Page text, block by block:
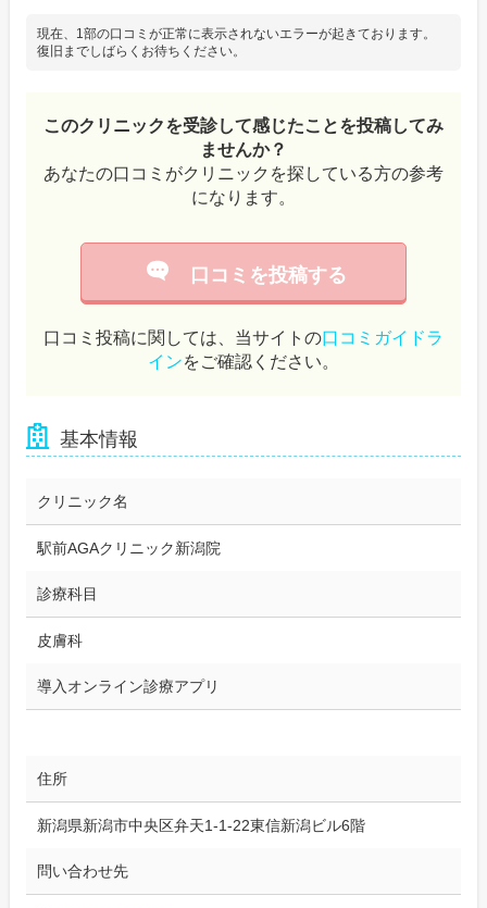
現在、1部の口コミが正常に表示されないエラーが起きております。
復旧までしばらくお待ちください。
このクリニックを受診して感じたことを投稿してみ
ませんか？
あなたの口コミがクリニックを探している方の参考
になります。
口コミを投稿する
口コミ投稿に関しては、当サイトの口コミガイドラ
インをご確認ください。
基本情報
クリニック名
駅前AGAクリニック新潟院
診療科目
皮膚科
導入オンライン診療アプリ
住所
新潟県新潟市中央区弁天1-1-22東信新潟ビル6階
問い合わせ先